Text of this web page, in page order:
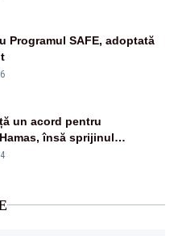
Programul SAFE, adoptată
un acord pentru
însă sprijinul
incert